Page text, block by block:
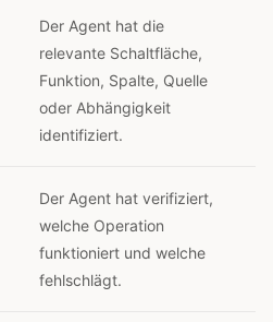
Der Agent hat die
relevante Schaltfläche,
Funktion, Spalte, Quelle
oder Abhängigkeit
identifiziert.
Der Agent hat verifiziert,
welche Operation
funktioniert und welche
fehlschlägt.